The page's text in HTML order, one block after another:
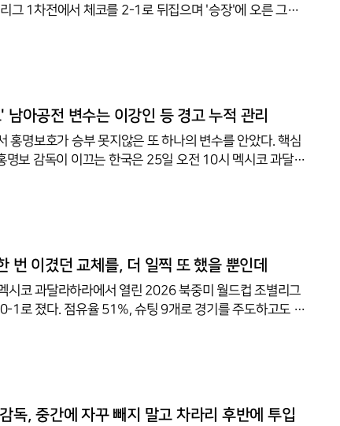
그 1차전에서 체코를 2-1로 뒤집으며 '승장'에 오른 그는
컵 본선에서 2승을 거둔 한국인 감독은 한 명도 없었다. 외
1무 2패의 성적으로 물러난 바 있다. 12년 만에 다시
아공전 변수는 이강인 등 경고 누적 관리
홍명보호가 승부 못지않은 또 하나의 변수를 안았다. 핵심
명보 감독이 이끄는 한국은 25일 오전 10시 멕시코 과달루
어져 탈락할 수도 있어 반드시 승리해 조 2위를 지키겠다
심해야 한다. 대체 자원이 있는 이기혁과 백승호와
번 이겼던 교체를, 더 일찍 또 했을 뿐인데
시코 과달라하라에서 열린 2026 북중미 월드컵 조별리그
1로 졌다. 점유율 51%, 슈팅 9개로 경기를 주도하고도 내
으로 차 넣었다. 멕시코는 이 한 번의 승리로 조 1위를 확정
자뷔처럼 보였지만, 사실은 데자뷔보다 더 묘한
독, 중간에 자꾸 빼지 말고 차라리 후반에 투입